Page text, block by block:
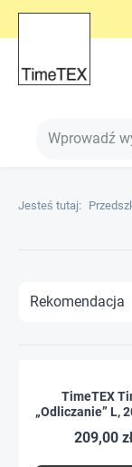
Jesteś tutaj:
TimeTEX
„Odliczanie” L,
209,00